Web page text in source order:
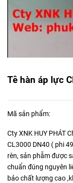
Tê hàn áp lực
Mã sản phẩm:
Cty XNK HUY PHÁT
CL3000 DN40 ( phi
rèn, sản phẫm được
chuẩn đúng nguyên
bảo chất lượng cao